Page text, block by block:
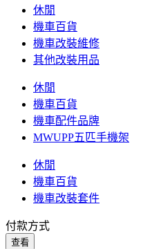
休閒
機車百貨
機車改裝維修
其他改裝用品
休閒
機車百貨
機車配件品牌
MWUPP五匹手機架
休閒
機車百貨
機車改裝套件
付款方式
查看